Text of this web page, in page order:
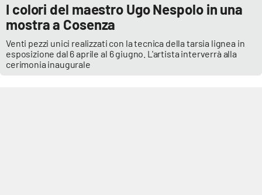
Sport
RUBRICHE
I colori del maestro Ugo Nespolo in una
mostra a Cosenza
Venti pezzi unici realizzati con la tecnica della tarsia lignea in
esposizione dal 6 aprile al 6 giugno. L'artista interverrà alla
cerimonia inaugurale